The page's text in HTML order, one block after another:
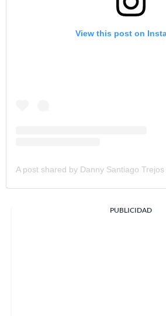
View this post on
PUBLICIDAD